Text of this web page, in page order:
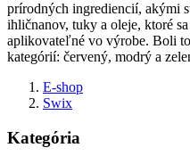
prírodných ingrediencií, akými
ihličnanov, tuky a oleje, ktoré
aplikovateľné vo výrobe. Boli
kategórií: červený, modrý a
E-shop
Swix
Kategória